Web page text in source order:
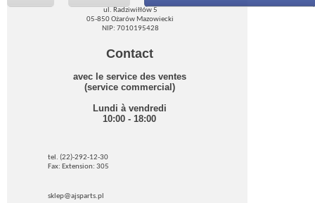
ul. Radziwiłłów 5
05-850 Ożarów Mazowiecki
NIP: 7010195428
Contact
avec le service des ventes
(service commercial)
Lundi à vendredi
10:00 - 18:00
tel. (22)-292-12-30
Fax: Extension: 305
sklep@ajsparts.pl